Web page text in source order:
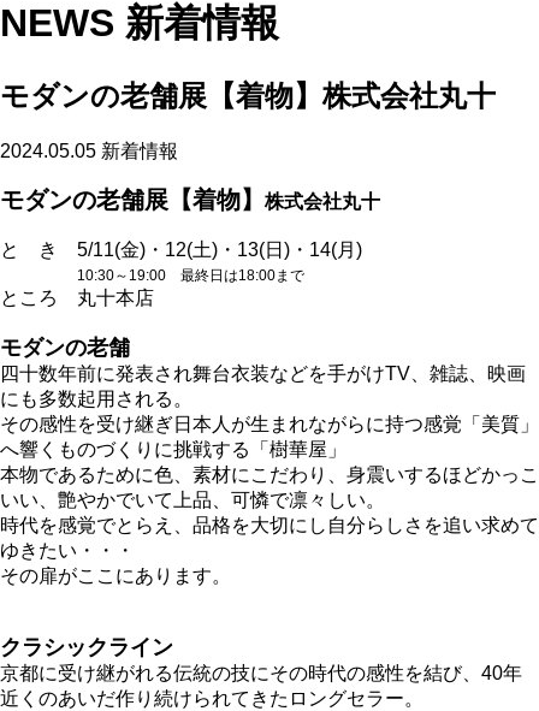
NEWS 新着情報
モダンの老舗展【着物】株式会社丸十
2024.05.05 新着情報
モダンの老舗展【着物】 株式会社丸十
と き 5/11(金)・12(土)・13(日)・14(月)
10:30～19:00 最終日は18:00まで
ところ 丸十本店
モダンの老舗
四十数年前に発表され舞台衣装などを手がけTV、雑誌、映画
にも多数起用される。
その感性を受け継ぎ日本人が生まれながらに持つ感覚「美質」
へ響くものづくりに挑戦する「樹華屋」
本物であるために色、素材にこだわり、身震いするほどかっこ
いい、艶やかでいて上品、可憐で凛々しい。
時代を感覚でとらえ、品格を大切にし自分らしさを追い求めて
ゆきたい・・・
その扉がここにあります。
クラシックライン
京都に受け継がれる伝統の技にその時代の感性を結び、40年
近くのあいだ作り続けられてきたロングセラー。